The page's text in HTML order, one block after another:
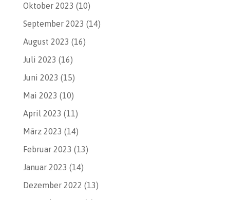
Oktober 2023 (10)
September 2023 (14)
August 2023 (16)
Juli 2023 (16)
Juni 2023 (15)
Mai 2023 (10)
April 2023 (11)
März 2023 (14)
Februar 2023 (13)
Januar 2023 (14)
Dezember 2022 (13)